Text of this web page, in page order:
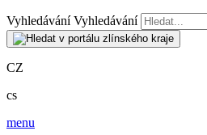
Vyhledávání Vyhledávání
CZ
cs
menu